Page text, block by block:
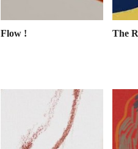
Flow ! The